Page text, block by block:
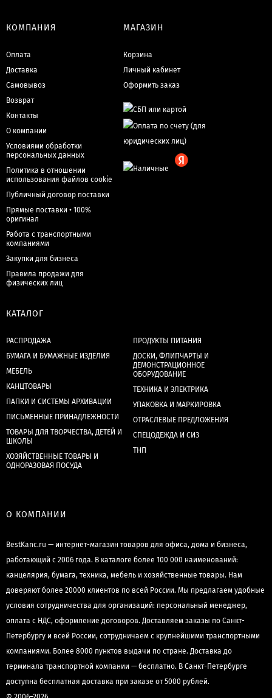
КОМПАНИЯ
Оплата
Доставка
Самовывоз
Возврат
Контакты
О компании
Условиями обработки
персональных данных
Политика в отношении
использования файлов cookie
Публичный договор поставки
Прямые поставки • 100%
оригинал
Работа с транспортными
компаниями
Закупки для бизнеса
Правила продажи для
физических лиц
МАГАЗИН
Корзина
Личный кабинет
Оформить заказ
КАТАЛОГ
РАСПРОДАЖА
БУМАГА И БУМАЖНЫЕ ИЗДЕЛИЯ
МЕБЕЛЬ
КАНЦТОВАРЫ
ПАПКИ И СИСТЕМЫ АРХИВАЦИИ
ПИСЬМЕННЫЕ ПРИНАДЛЕЖНОСТИ
ТОВАРЫ ДЛЯ ТВОРЧЕСТВА, ДЕТЕЙ И
ШКОЛЫ
ХОЗЯЙСТВЕННЫЕ ТОВАРЫ И
ОДНОРАЗОВАЯ ПОСУДА
ПРОДУКТЫ ПИТАНИЯ
ДОСКИ, ФЛИПЧАРТЫ И
ДЕМОНСТРАЦИОННОЕ
ОБОРУДОВАНИЕ
ТЕХНИКА И ЭЛЕКТРИКА
УПАКОВКА И МАРКИРОВКА
ОТРАСЛЕВЫЕ ПРЕДЛОЖЕНИЯ
СПЕЦОДЕЖДА И СИЗ
ТНП
О КОМПАНИИ
BestKanc.ru — интернет-магазин товаров для офиса, дома и бизнеса,
работающий с 2006 года. В каталоге более 100 000 наименований:
канцелярия, бумага, техника, мебель и хозяйственные товары. Нам
доверяют более 20000 клиентов по всей России. Мы предлагаем удобные
условия сотрудничества для организаций: персональный менеджер,
оплата с НДС, оформление договоров. Доставляем заказы по Санкт-
Петербургу и всей России, сотрудничаем с крупнейшими транспортными
компаниями. Более 8000 пунктов выдачи по стране. Доставка до
терминала транспортной компании — бесплатно. В Санкт-Петербурге
доступна бесплатная доставка при заказе от 5000 рублей.